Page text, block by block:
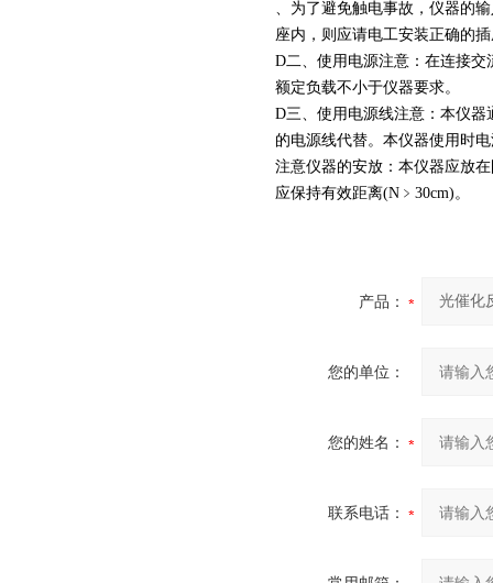
、为了避免触电事故，仪器的
座内，则应请电工安装正确的
D二、使用电源注意：在连接
额定负载不小于仪器要求。
D三、使用电源线注意：本仪
的电源线代替。本仪器使用时
注意仪器的安放：本仪器应放
应保持有效距离(N﹥30cm)。
产品：
您的单位：
您的姓名：
联系电话：